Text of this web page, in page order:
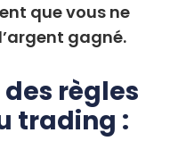
que vous ne
gagné.
règles
trading :